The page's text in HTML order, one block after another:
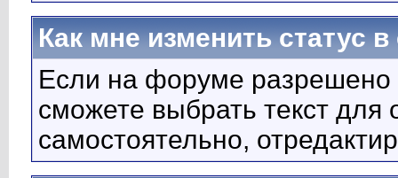
Как мне изменить статус
Если на форуме разрешено
сможете выбрать текст для
самостоятельно,